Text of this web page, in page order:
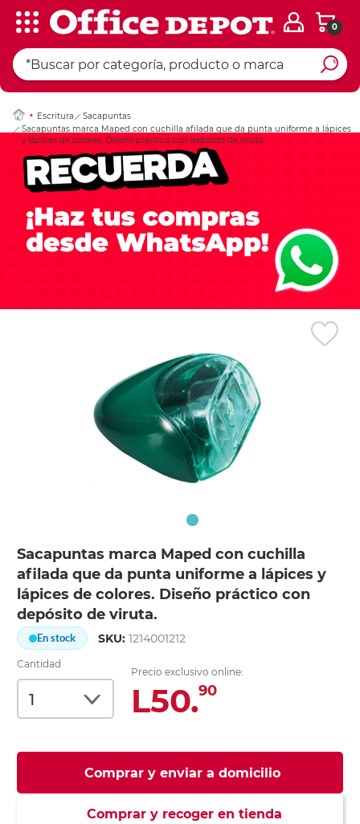
0
Escritura
Sacapuntas
Sacapuntas marca Maped con cuchilla afilada que da punta uniforme a lápices
y lápices de colores. Diseño práctico con depósito de viruta.
Sacapuntas marca Maped con cuchilla
afilada que da punta uniforme a lápices y
lápices de colores. Diseño práctico con
depósito de viruta.
En stock SKU:1214001212
Cantidad
Precio exclusivo online:
L50.90
Comprar y enviar a domicilio
Comprar y recoger en tienda
Ingresar Codigo